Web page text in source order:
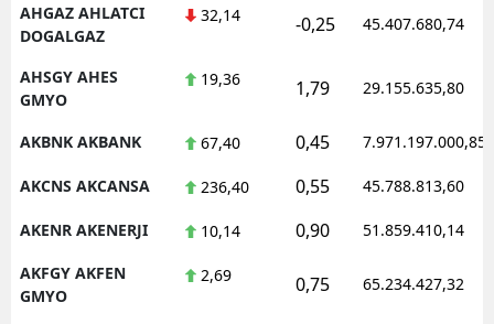
AHGAZ AHLATCI
DOGALGAZ
32,14 -0,25 45.407.680,74
AHSGY AHES
GMYO
19,36 1,79 29.155.635,80
AKBNK AKBANK 67,40 0,45 7.971.197.000,85
AKCNS AKCANSA 236,40 0,55 45.788.813,60
AKENR AKENERJI 10,14 0,90 51.859.410,14
AKFGY AKFEN
GMYO
2,69 0,75 65.234.427,32